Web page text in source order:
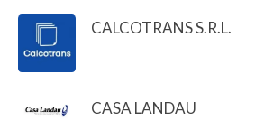
CALCOTRANS S.R.L.
CASA LANDAU